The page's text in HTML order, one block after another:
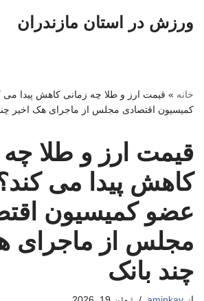
ورزش در استان مازندران
خانه » قیمت ارز و طلا چه زمانی کاهش پیدا می
کمیسیون اقتصادی مجلس از ماجرای هک اخیر
قیمت ارز و طلا چه
کاهش پیدا می
عضو کمیسیون
مجلس از ماجرای
چند بانک